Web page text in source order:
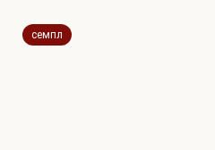
семпл